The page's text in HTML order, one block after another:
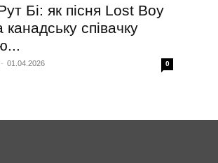
Бі: як пісня Lost Boy
співачку
- 01.04.2026 0